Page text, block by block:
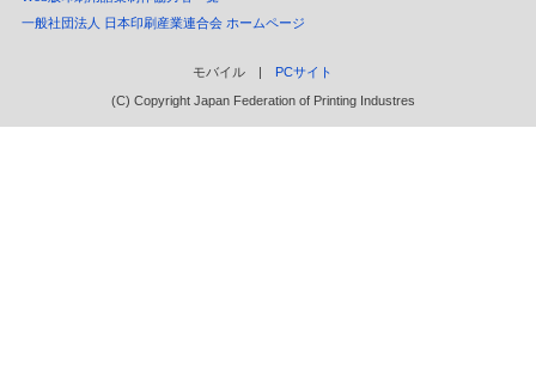
一般社団法人 日本印刷産業連合会 ホームページ
モバイル | PCサイト
(C) Copyright Japan Federation of Printing Industres